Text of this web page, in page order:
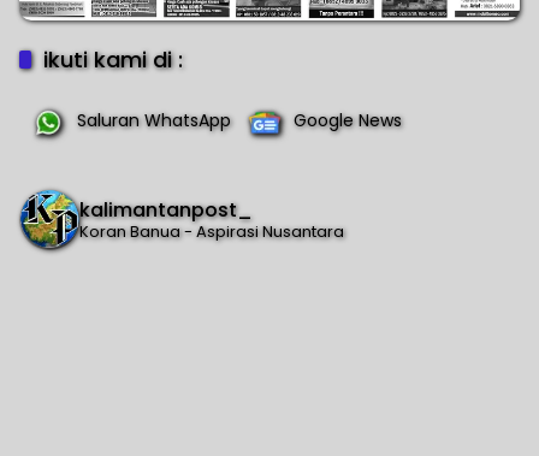
ikuti kami di :
Saluran WhatsApp Google News
kalimantanpost_
Koran Banua - Aspirasi Nusantara